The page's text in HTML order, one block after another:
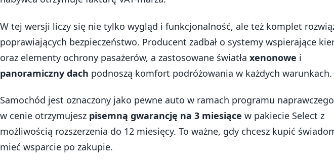
W tej wersji liczy się nie tylko wygląd i funkcjonalność, ale też komplet
poprawiających bezpieczeństwo. Producent zadbał o systemy wspierające
oraz elementy ochrony pasażerów, a zastosowane światła xenonowe i
panoramiczny dach podnoszą komfort podróżowania w każdych warunkach.
Samochód jest oznaczony jako pewne auto w ramach programu naprawczego
w cenie otrzymujesz pisemną gwarancję na 3 miesiące w pakiecie Select z
możliwością rozszerzenia do 12 miesięcy. To ważne, gdy chcesz kupić
mieć wsparcie po zakupie.